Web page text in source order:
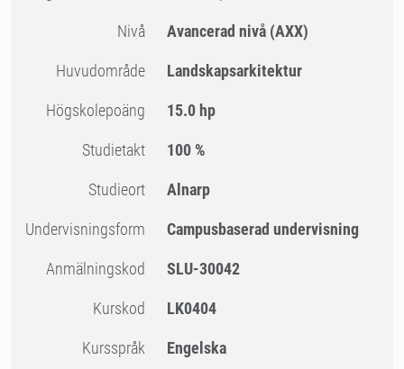
Nivå Avancerad nivå (AXX)
Huvudområde Landskapsarkitektur
högskolepoäng 15.0 hp
Studietakt 100 %
Studieort Alnarp
Undervisningsform Campusbaserad undervisning
Anmälningskod SLU-30042
Kurskod LK0404
Kursspråk Engelska